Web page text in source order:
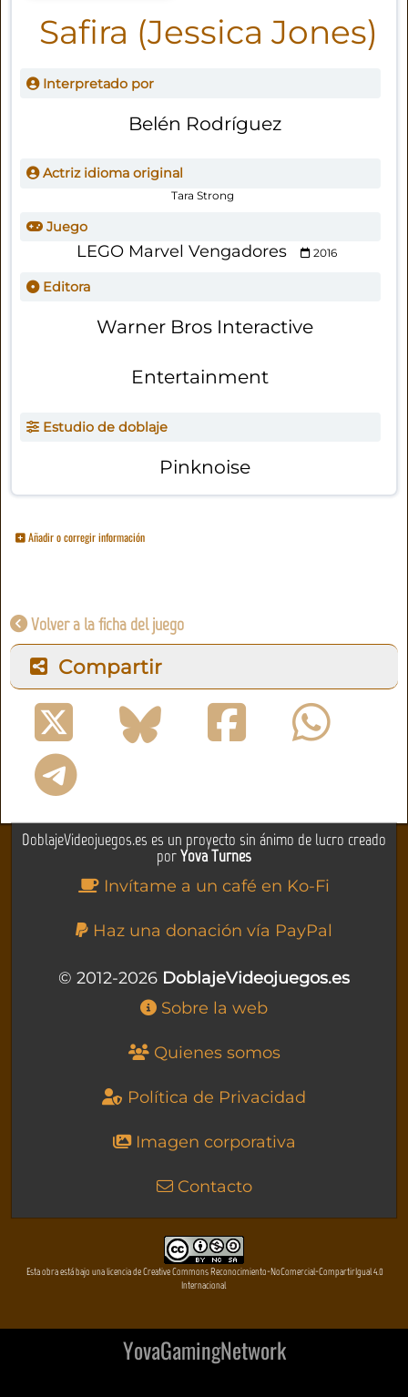
Safira (Jessica Jones)
Interpretado por
Belén Rodríguez
Actriz idioma original
Tara Strong
Juego
LEGO Marvel Vengadores 2016
Editora
Warner Bros Interactive
Entertainment
Estudio de doblaje
Pinknoise
Añadir o corregir información
Volver a la ficha del juego
Compartir
DoblajeVideojuegos.es es un proyecto sin ánimo de lucro creado
porYova Turnes
Invítame a un café en Ko-Fi
Haz una donación vía PayPal
© 2012-2026 DoblajeVideojuegos.es
Sobre la web
Quienes somos
Política de Privacidad
Imagen corporativa
Contacto
Esta obra está bajo una licencia de Creative Commons Reconocimiento-NoComercial-CompartirIgual 4.0
Internacional
YovaGamingNetwork